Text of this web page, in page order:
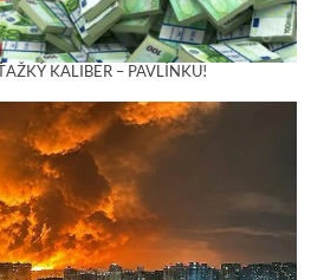
KALIBER – PAVLÍNKU!